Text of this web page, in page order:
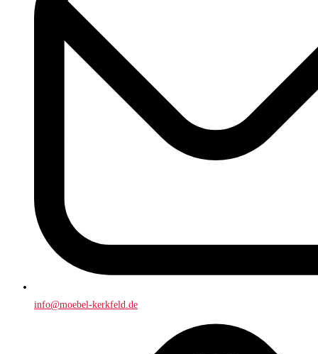
info@moebel-kerkfeld.de